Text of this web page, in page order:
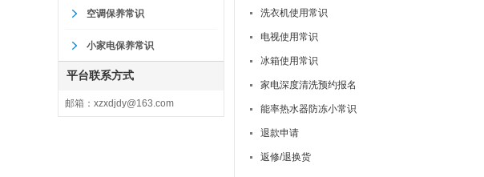
空调保养常识
小家电保养常识
平台联系方式
邮箱：xzxdjdy@163.com
洗衣机使用常识
电视使用常识
冰箱使用常识
家电深度清洗预约报名
能率热水器防冻小常识
退款申请
返修/退换货